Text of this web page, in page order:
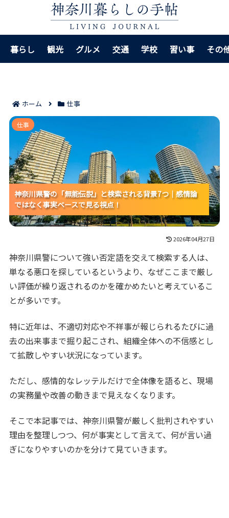
暮らし 観光 グルメ 交通 学校 習い事 その
ホーム 仕事
神奈川県警の「無能伝説」と検索される背景7つ｜感情
論ではなく事実ベースで見る視点！
神奈川県警の「無能伝説」と検索される背景7つ｜感情論
ではなく事実ベースで見る視点！
神奈川県警の「無能伝説」と検索される背景7つ｜感情論
ではなく事実ベースで見る視点！
神奈川県警の「無能伝説」と検索される背景7つ｜感情論
ではなく事実ベースで見る視点！
仕事
2026年04月27日
神奈川県警について強い否定語を交えて検索する人は、
単なる悪口を探しているというより、なぜここまで厳し
い評価が繰り返されるのかを確かめたいと考えているこ
とが多いです。
特に近年は、不適切対応や不祥事が報じられるたびに過
去の出来事まで掘り起こされ、組織全体への不信感とし
て拡散しやすい状況になっています。
ただし、感情的なレッテルだけで全体像を語ると、現場
の実務量や改善の動きまで見えなくなります。
そこで本記事では、神奈川県警が厳しく批判されやすい
理由を整理しつつ、何が事実として言えて、何が言い過
ぎになりやすいのかを分けて見ていきます。